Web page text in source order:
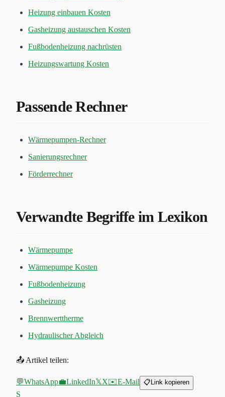
Heizung einbauen Kosten
Gasheizung austauschen Kosten
Fußbodenheizung nachrüsten
Heizungswartung Kosten
Passende Rechner
Wärmepumpen-Rechner
Sanierungsrechner
Förderrechner
Verwandte Begriffe im Lexikon
Wärmepumpe
Wärmepumpe Kosten
Fußbodenheizung
Gasheizung
Brennwerttherme
Hydraulischer Abgleich
📤 Artikel teilen:
💬WhatsApp💼LinkedIn𝕏X✉️E-Mail 📋 Link kopieren
S